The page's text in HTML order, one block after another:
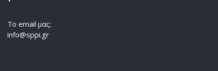
To email μας:
info@sppi.gr